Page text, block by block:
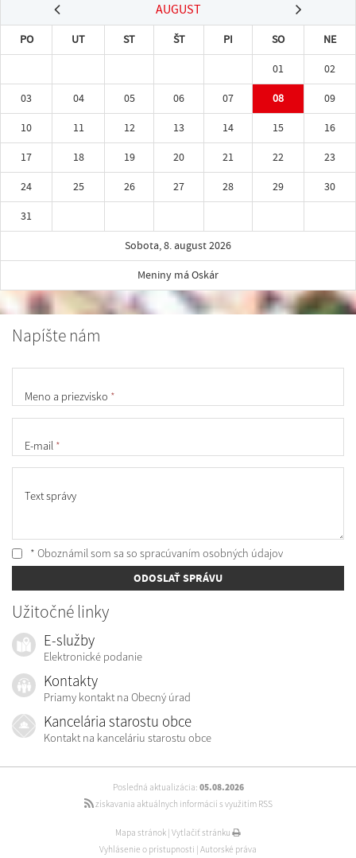
AUGUST
PO UT ST ŠT PI SO
NE
01
02
03
04 05 06 07 08
09
10
11 12 13 14 15
16
17
18 19 20 21 22
23
24
25 26 27 28 29
30
31
Sobota, 8. august 2026
Meniny má Oskár
Napíšte nám
Meno a priezvisko *
E-mail *
Text správy
* Oboznámil som sa so spracúvaním osobných údajov
ODOSLAŤ SPRÁVU
Užitočné linky
E-služby
Elektronické podanie
Kontakty
Priamy kontakt na Obecný úrad
Kancelária starostu obce
Kontakt na kanceláriu starostu obce
Posledná aktualizácia: 05.08.2026
získavania aktuálnych informácií s využitím RSS
Mapa stránok | Vytlačiť stránku
Vyhlásenie o prístupnosti | Autorské práva